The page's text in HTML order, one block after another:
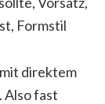
direktem
Also fast